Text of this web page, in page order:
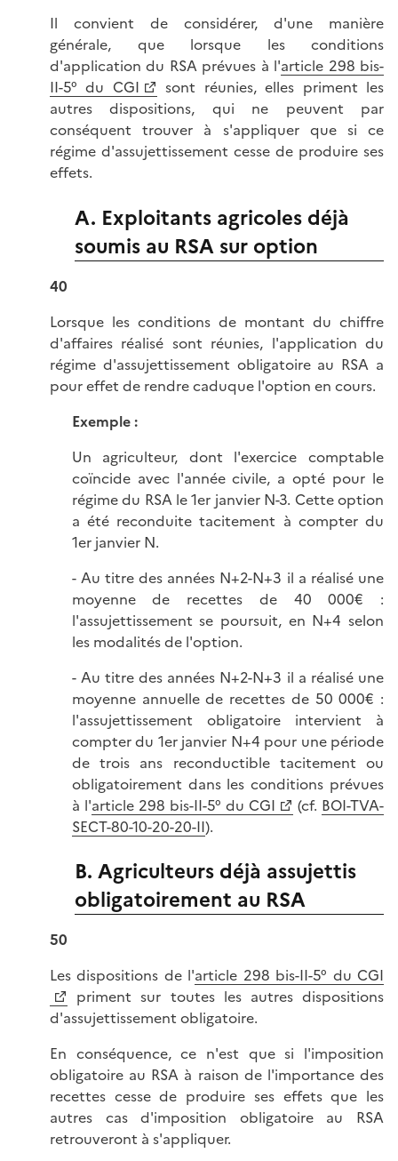
Il convient de considérer, d'une manière
générale, que lorsque les conditions
d'application du RSA prévues à l'article 298 bis-
II-5° du CGI
sont réunies, elles priment les
autres dispositions, qui ne peuvent par
conséquent trouver à s'appliquer que si ce
régime d'assujettissement cesse de produire ses
effets.
A. Exploitants agricoles déjà
soumis au RSA sur option
40
Lorsque les conditions de montant du chiffre
d'affaires réalisé sont réunies, l'application du
régime d'assujettissement obligatoire au RSA a
pour effet de rendre caduque l'option en cours.
Exemple :
Un agriculteur, dont l'exercice comptable
coïncide avec l'année civile, a opté pour le
régime du RSA le 1er janvier N-3. Cette option
a été reconduite tacitement à compter du
1er janvier N.
- Au titre des années N+2-N+3 il a réalisé une
moyenne de recettes de 40 000€ :
l'assujettissement se poursuit, en N+4 selon
les modalités de l'option.
- Au titre des années N+2-N+3 il a réalisé une
moyenne annuelle de recettes de 50 000€ :
l'assujettissement obligatoire intervient à
compter du 1er janvier N+4 pour une période
de trois ans reconductible tacitement ou
obligatoirement dans les conditions prévues
à l'article 298 bis-II-5° du CGI (cf. BOI-TVA-
SECT-80-10-20-20-II).
B. Agriculteurs déjà assujettis
obligatoirement au RSA
50
Les dispositions de l'article 298 bis-II-5° du CGI
priment sur toutes les autres dispositions
d'assujettissement obligatoire.
En conséquence, ce n'est que si l'imposition
obligatoire au RSA à raison de l'importance des
recettes cesse de produire ses effets que les
autres cas d'imposition obligatoire au RSA
retrouveront à s'appliquer.